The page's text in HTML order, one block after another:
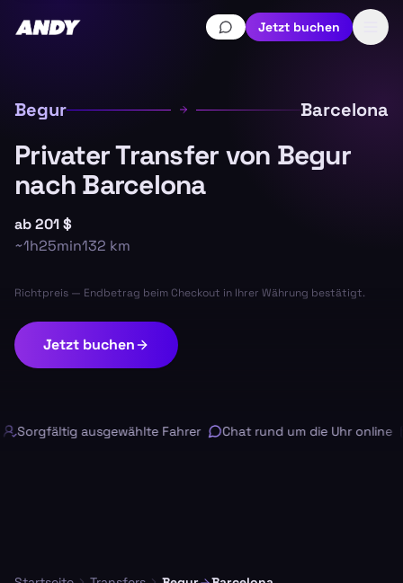
Jetzt buchen
Begur Barcelona
Privater Transfer von Begur
nach Barcelona
ab201 $
~1h25min132 km
Richtpreis — Endbetrag beim Checkout in Ihrer Währung bestätigt.
Jetzt buchen
Sorgfältig ausgewählte Fahrer Chat rund um die Uhr online